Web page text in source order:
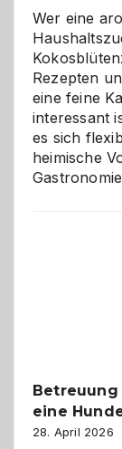
Wer eine
Rezepten
eine feine
interessant
es sich
heimische
eine
28. April 2026